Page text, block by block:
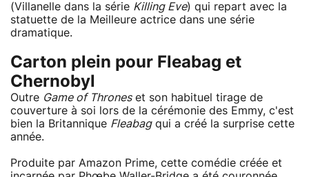
(Villanelle dans la série Killing Eve) qui repart avec la
statuette de la Meilleure actrice dans une série
dramatique.
Carton plein pour Fleabag et
Chernobyl
Outre Game of Throneset son habituel tirage de
couverture à soi lors de la cérémonie des Emmy, c'est
bien la Britannique Fleabagqui a créé la surprise cette
année.
Produite par Amazon Prime, cette comédie créée et